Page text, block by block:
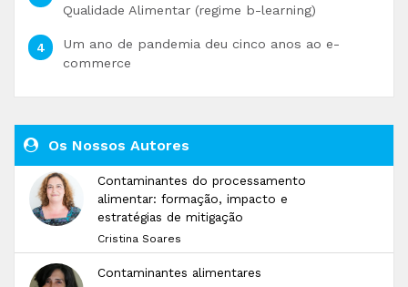
Qualidade Alimentar (regime b-learning)
Um ano de pandemia deu cinco anos ao e-
commerce
Os Nossos Autores
Contaminantes do processamento
alimentar: formação, impacto e
estratégias de mitigação
Cristina Soares
Contaminantes alimentares